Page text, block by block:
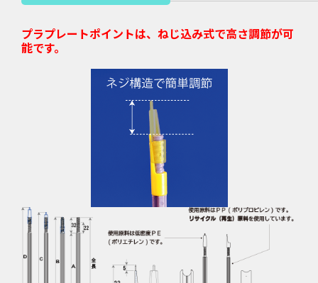
プラプレートポイントは、ねじ込み式で高さ調節が可
能です。